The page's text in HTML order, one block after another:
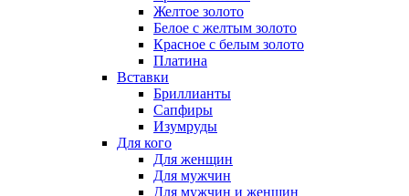
Желтое золото
Белое с желтым золото
Красное с белым золото
Платина
Вставки
Бриллианты
Сапфиры
Изумруды
Для кого
Для женщин
Для мужчин
Для мужчин и женщин